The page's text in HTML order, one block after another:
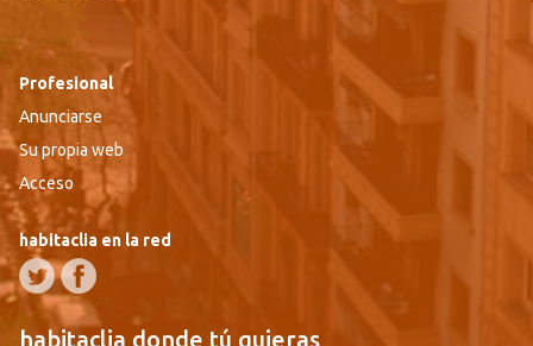
Profesional
Anunciarse
Su propia web
Acceso
habitaclia en la red
habitaclia donde tú quieras